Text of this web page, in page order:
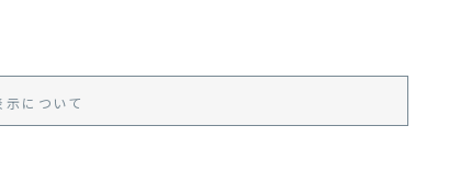
示について